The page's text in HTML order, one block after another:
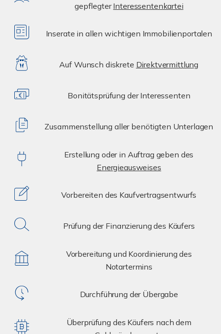
gepflegterInteressentenkartei
Inserate in allen wichtigen Immobilienportalen
Auf Wunsch diskrete Direktvermittlung
Bonitätsprüfung der Interessenten
Zusammenstellung aller benötigten Unterlagen
Erstellung oder in Auftrag geben des
Energieausweises
Vorbereiten des Kaufvertragsentwurfs
Prüfung der Finanzierung des Käufers
Vorbereitung und Koordinierung des
Notartermins
Durchführung der Übergabe
Überprüfung des Käufers nach dem